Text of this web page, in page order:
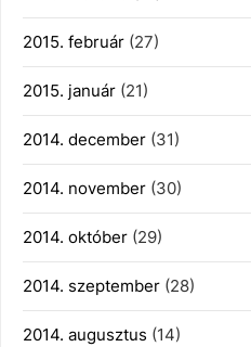
2015. február (27)
2015. január (21)
2014. december (31)
2014. november (30)
2014. október (29)
2014. szeptember (28)
2014. augusztus (14)